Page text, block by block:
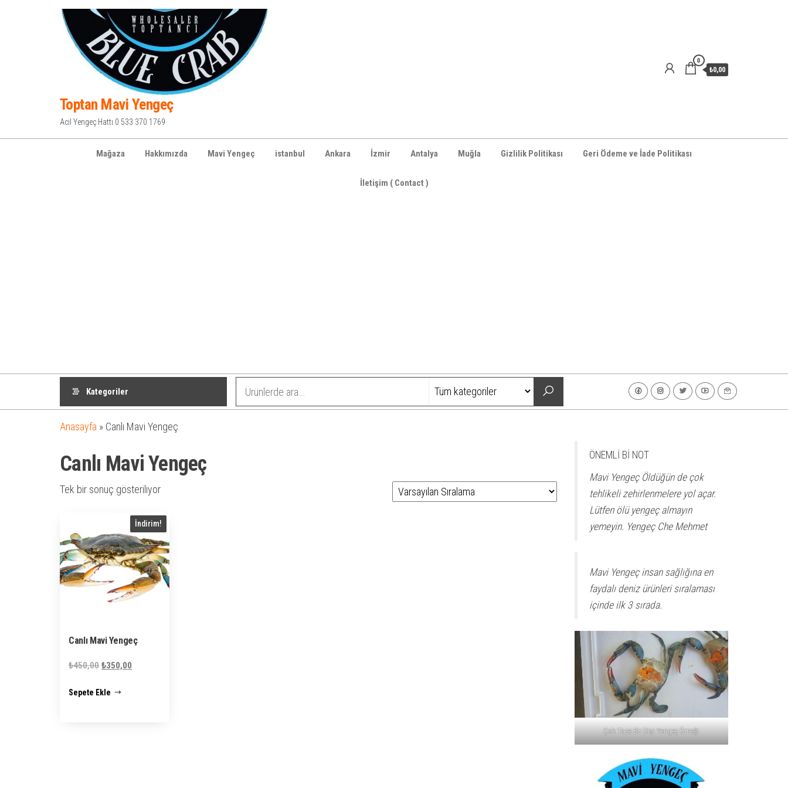
Toptan Mavi Yengeç
Acil Yengeç Hattı 0 533 370 1769
0
₺0,00
Mağaza Hakkımızda Mavi Yengeç istanbul Ankara İzmir Antalya Muğla Gizlilik Politikası Geri Ödeme ve İade Politikası
İletişim ( Contact )
Kategoriler
Anasayfa » Canlı Mavi Yengeç
Canlı Mavi Yengeç
Tek bir sonuç gösteriliyor
İndirim!
Canlı Mavi Yengeç
₺450,00 Orijinal
₺450,00.
₺350,00
Sepete Ekle
ÖNEMLİ Bİ NOT
Mavi Yengeç Öldüğün de çok
tehlikeli zehirlenmelere yol açar.
Lütfen ölü yengeç almayın
yemeyin. Yengeç Che Mehmet
Mavi Yengeç insan sağlığına en
faydalı deniz ürünleri sıralaması
içinde ilk 3 sırada.
Çok Taze Bir Dişi Yengeç Örneği